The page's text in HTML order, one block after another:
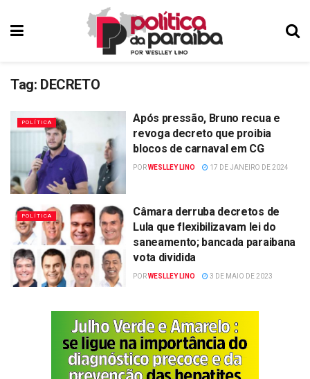
Tag: DECRETO
POLÍTICA
Após pressão, Bruno recua e
revoga decreto que proibia
blocos de carnaval em CG
PORWESLLEY LINO 17 DE JANEIRO DE 2024
POLÍTICA
Câmara derruba decretos de
Lula que flexibilizavam lei do
saneamento; bancada paraibana
vota dividida
PORWESLLEY LINO 3 DE MAIO DE 2023